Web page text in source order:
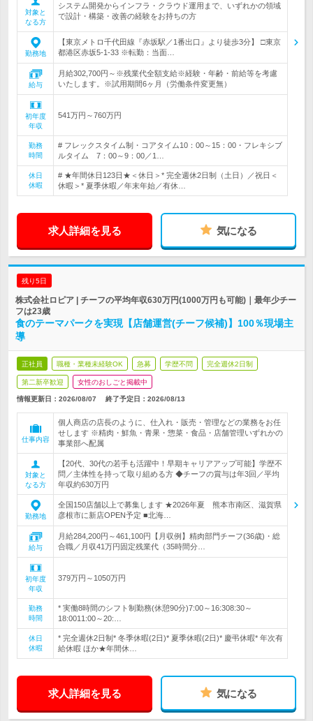
対象と
なる方
システム開発からインフラ・クラウド運用まで、いずれかの領域
で設計・構築・改善の経験をお持ちの方
勤務地
【東京メトロ千代田線『赤坂駅／1番出口』より徒歩3分】 □東京
都港区赤坂5-1-33 ※転勤：当面…
給与
月給302,700円～※残業代全額支給※経験・年齢・前給等を考慮
いたします。※試用期間6ヶ月（労働条件変更無）
初年度
年収
541万円～760万円
勤務
時間
# フレックスタイム制・コアタイム10：00～15：00・フレキシブ
ルタイム 7：00～9：00／1…
休日
休暇
# ★年間休日123日★＜休日＞* 完全週休2日制（土日）／祝日＜
休暇＞* 夏季休暇／年末年始／有休…
求人詳細を見る 気になる
残り5日
株式会社ロピア | チーフの平均年収630万円(1000万円も可能)｜最年少チー
フは23歳
食のテーマパークを実現【店舗運営(チーフ候補)】100％現場主
導
正社員 職種・業種未経験OK 急募 学歴不問 完全週休2日制
第二新卒歓迎 女性のおしごと掲載中
情報更新日：2026/08/07 終了予定日： 2026/08/13
仕事内容
個人商店の店長のように、仕入れ・販売・管理などの業務をお任
せします ※精肉・鮮魚・青果・惣菜・食品・店舗管理いずれかの
事業部へ配属
対象と
なる方
【20代、30代の若手も活躍中！早期キャリアアップ可能】学歴不
問／主体性を持って取り組める方 ◆チーフの賞与は年3回／平均
年収約630万円
勤務地
全国150店舗以上で募集します ★2026年夏 熊本市南区、滋賀県
彦根市に新店OPEN予定 ■北海…
給与
月給284,200円～461,100円【月収例】精肉部門チーフ(36歳)・総
合職／月収41万円固定残業代（35時間分…
初年度
年収
379万円～1050万円
勤務
時間
* 実働8時間のシフト制勤務(休憩90分)7:00～16:308:30～
18:0011:00～20:…
休日
休暇
* 完全週休2日制* 冬季休暇(2日)* 夏季休暇(2日)* 慶弔休暇* 年次有
給休暇 ほか★年間休…
求人詳細を見る 気になる